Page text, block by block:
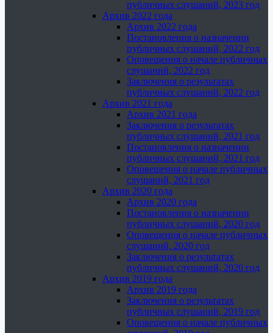
публичных слушаний, 2023 год
Архив 2022 года
Архив 2022 года
Постановления о назначении
публичных слушаний, 2022 год
Оповещения о начале публичных
слушаний, 2022 год
Заключения о результатах
публичных слушаний, 2022 год
Архив 2021 года
Архив 2021 года
Заключения о результатах
публичных слушаний, 2021 год
Постановления о назначении
публичных слушаний, 2021 год
Оповещения о начале публичных
слушаний, 2021 год
Архив 2020 года
Архив 2020 года
Постановления о назначении
публичных слушаний, 2020 год
Оповещения о начале публичных
слушаний, 2020 год
Заключения о результатах
публичных слушаний, 2020 год
Архив 2019 года
Архив 2019 года
Заключения о результатах
публичных слушаний, 2019 год
Оповещения о начале публичных